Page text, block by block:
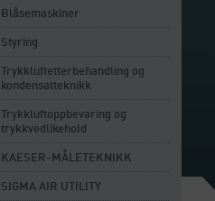
Blåsemaskiner
Styring
Trykkluftetterbehandling og
kondensatteknikk
Trykkluftoppbevaring og
trykkvedlikehold
KAESER-MÅLETEKNIKK
SIGMA AIR UTILITY